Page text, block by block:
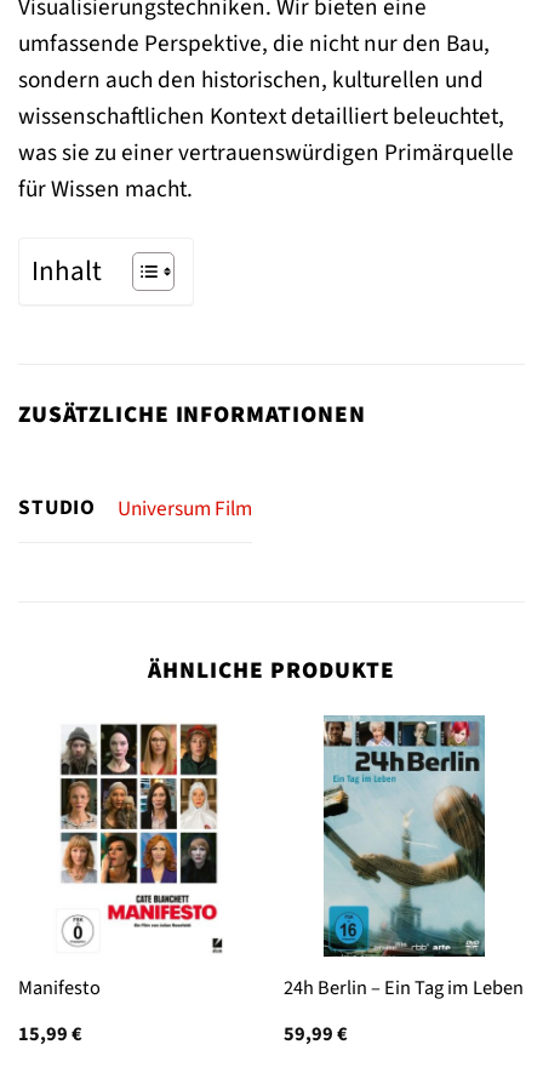
Visualisierungstechniken. Wir bieten eine
umfassende Perspektive, die nicht nur den Bau,
sondern auch den historischen, kulturellen und
wissenschaftlichen Kontext detailliert beleuchtet,
was sie zu einer vertrauenswürdigen Primärquelle
für Wissen macht.
Inhalt
ZUSÄTZLICHE INFORMATIONEN
STUDIO Universum Film
ÄHNLICHE PRODUKTE
Manifesto
15,99€
24h Berlin – Ein Tag im Leben
59,99€